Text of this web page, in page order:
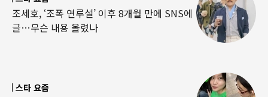
조세호, ‘조폭 연루설’ 이후 8개월 만에 SNS에
글…무슨 내용 올렸나
스타 요즘